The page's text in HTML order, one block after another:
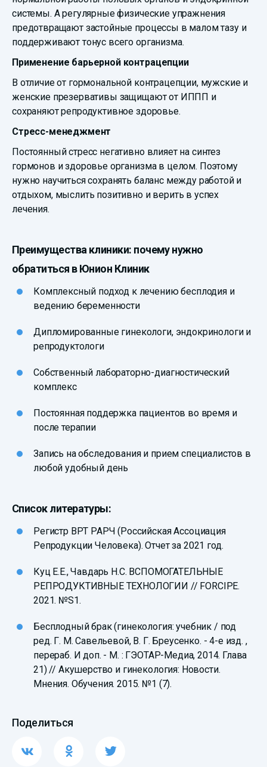
системы. А регулярные физические упражнения
предотвращают застойные процессы в малом тазу и
поддерживают тонус всего организма.
Применение барьерной контрацепции
В отличие от гормональной контрацепции, мужские и
женские презервативы защищают от ИППП и
сохраняют репродуктивное здоровье.
Стресс-менеджмент
Постоянный стресс негативно влияет на синтез
гормонов и здоровье организма в целом. Поэтому
нужно научиться сохранять баланс между работой и
отдыхом, мыслить позитивно и верить в успех
лечения.
Преимущества клиники: почему нужно
обратиться в Юнион Клиник
Комплексный подход к лечению бесплодия и
ведению беременности
Дипломированные гинекологи, эндокринологи и
репродуктологи
Собственный лабораторно-диагностический
комплекс
Постоянная поддержка пациентов во время и
после терапии
Запись на обследования и прием специалистов в
любой удобный день
Список литературы:
Регистр ВРТ РАРЧ (Российская Ассоциация
Репродукции Человека). Отчет за 2021 год.
Куц Е.Е., Чавдарь Н.С. ВСПОМОГАТЕЛЬНЫЕ
РЕПРОДУКТИВНЫЕ ТЕХНОЛОГИИ // FORCIPE.
2021. №S1.
Бесплодный брак (гинекология: учебник / под
ред. Г. М. Савельевой, В. Г. Бреусенко. - 4-е изд. ,
перераб. И доп. - М. : ГЭОТАР-Медиа, 2014. Глава
21) // Акушерство и гинекология: Новости.
Мнения. Обучения. 2015. №1 (7).
Поделиться